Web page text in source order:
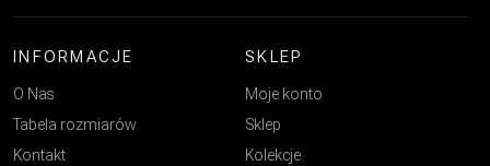
INFORMACJE
O Nas
Tabela rozmiarów
Kontakt
SKLEP
Moje konto
Sklep
Kolekcje